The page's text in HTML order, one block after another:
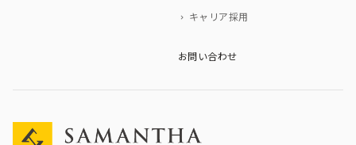
キャリア採用
お問い合わせ